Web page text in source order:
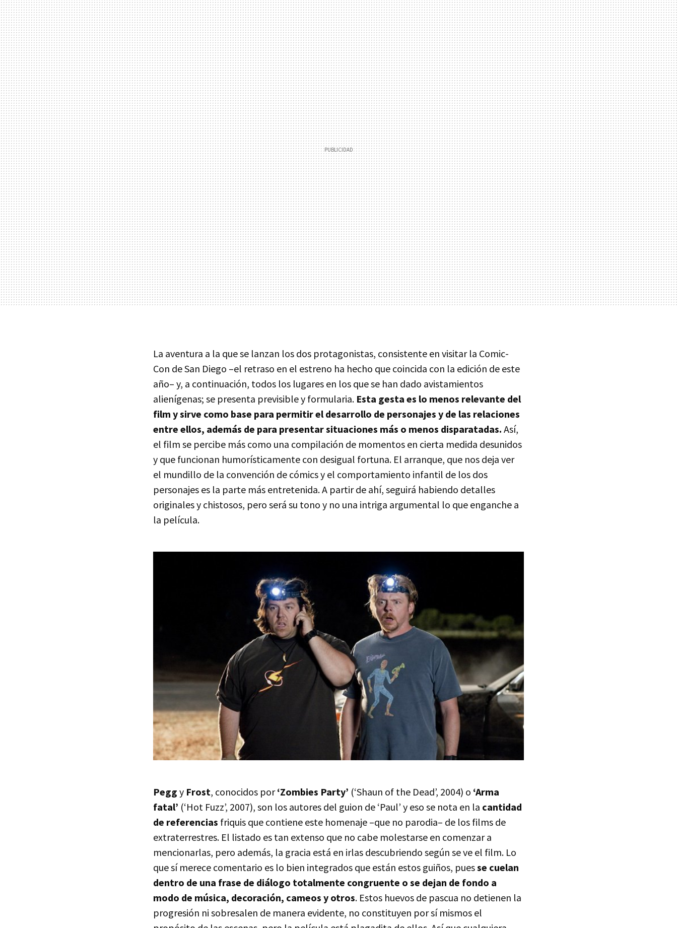
La aventura a la que se lanzan los dos protagonistas, consistente en visitar la Comic-
Con de San Diego –el retraso en el estreno ha hecho que coincida con la edición de este
año– y, a continuación, todos los lugares en los que se han dado avistamientos
alienígenas; se presenta previsible y formularia. Esta gesta es lo menos relevante del
film y sirve como base para permitir el desarrollo de personajes y de las relaciones
entre ellos, además de para presentar situaciones más o menos disparatadas. Así,
el film se percibe más como una compilación de momentos en cierta medida desunidos
y que funcionan humorísticamente con desigual fortuna. El arranque, que nos deja ver
el mundillo de la convención de cómics y el comportamiento infantil de los dos
personajes es la parte más entretenida. A partir de ahí, seguirá habiendo detalles
originales y chistosos, pero será su tono y no una intriga argumental lo que enganche a
la película.
Pegg y Frost, conocidos por‘Zombies Party’ (‘Shaun of the Dead’, 2004) o ‘Arma
fatal’ (‘Hot Fuzz’, 2007), son los autores del guion de ‘Paul’ y eso se nota en la cantidad
de referencias friquis que contiene este homenaje –que no parodia– de los films de
extraterrestres. El listado es tan extenso que no cabe molestarse en comenzar a
mencionarlas, pero además, la gracia está en irlas descubriendo según se ve el film. Lo
que sí merece comentario es lo bien integrados que están estos guiños, puesse cuelan
dentro de una frase de diálogo totalmente congruente o se dejan de fondo a
modo de música, decoración, cameos y otros. Estos huevos de pascua no detienen la
progresión ni sobresalen de manera evidente, no constituyen por sí mismos el